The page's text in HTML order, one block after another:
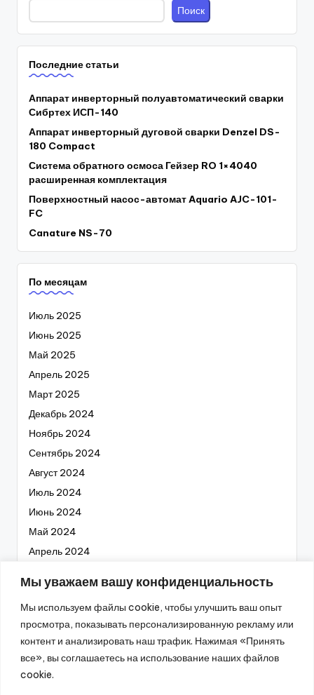
Мы уважаем вашу конфиденциальность
Мы используем файлы cookie, чтобы улучшить ваш опыт
просмотра, показывать персонализированную рекламу или
контент и анализировать наш трафик. Нажимая «Принять
все», вы соглашаетесь на использование наших файлов
cookie.
Поиск
Последние статьи
Аппарат инверторный полуавтоматический сварки
Сибртех ИСП-140
Аппарат инверторный дуговой сварки Denzel DS-
180 Compact
Система обратного осмоса Гейзер RO 1×4040
расширенная комплектация
Поверхностный насос-автомат Aquario AJC-101-
FC
Canature NS-70
По месяцам
Июль 2025
Июнь 2025
Май 2025
Апрель 2025
Март 2025
Декабрь 2024
Ноябрь 2024
Сентябрь 2024
Август 2024
Июль 2024
Июнь 2024
Май 2024
Апрель 2024
Февраль 2024
Январь 2024
Декабрь 2023
Октябрь 2023